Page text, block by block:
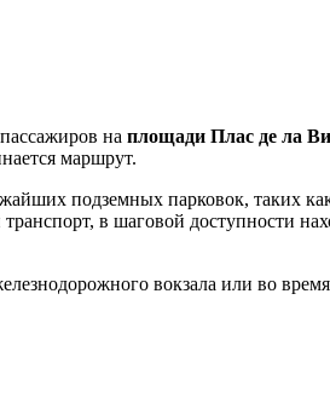
на площади Плас де ла
маршрут.
подземных парковок, таких
в шаговой доступности
вокзала или во